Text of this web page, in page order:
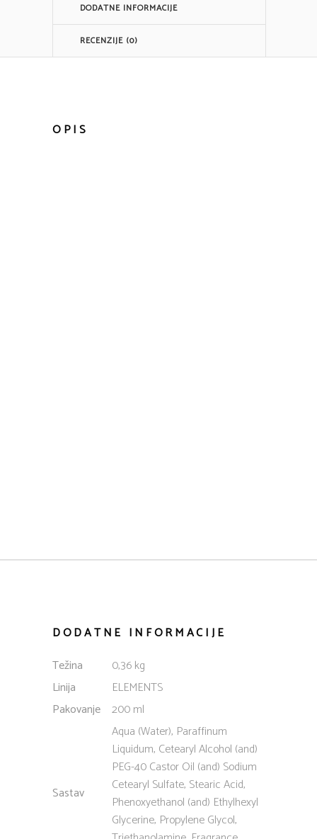
DODATNE INFORMACIJE
RECENZIJE (0)
OPIS
DODATNE INFORMACIJE
Težina
0,36 kg
Linija
ELEMENTS
Pakovanje 200 ml
Sastav
Aqua (Water), Paraffinum
Liquidum, Cetearyl Alcohol (and)
PEG-40 Castor Oil (and) Sodium
Cetearyl Sulfate, Stearic Acid,
Phenoxyethanol (and) Ethylhexyl
Glycerine, Propylene Glycol,